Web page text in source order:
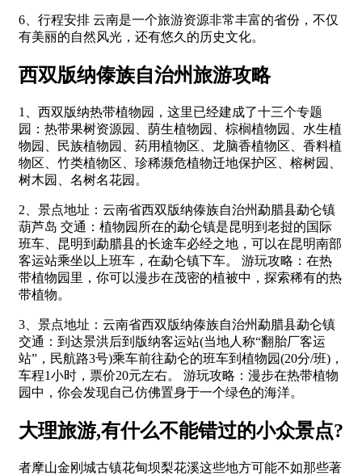
6、行程安排 云南是一个旅游资源非常丰富的省份，不仅
有美丽的自然风光，还有悠久的历史文化。
西双版纳傣族自治州旅游攻略
1、西双版纳热带植物园，这里已经建成了十三个专题
园：热带果树资源园、荫生植物园、棕榈植物园、水生植
物园、民族植物园、药用植物区、龙脑香植物区、香料植
物区、竹类植物区、珍稀濒危植物迁地保护区、榕树园、
树木园、名树名花园。
2、景点地址：云南省西双版纳傣族自治州勐腊县勐仑镇
葫芦岛 交通：植物园所在的勐仑镇是昆明到老挝的国际
班车、昆明到勐腊县的长途车必经之地，可以在昆明南部
客运站乘坐以上班车，在勐仑镇下车。 游玩攻略：在热
带植物园里，你可以漫步在茂密的植被中，探索稀有的热
带植物。
3、景点地址：云南省西双版纳傣族自治州勐腊县勐仑镇
交通：到达景洪后到版纳客运站(当地人称“翻胎厂客运
站”，民航路3号)乘车前往勐仑的班车到植物园(20分/班)，
车程1小时，票价20元左右。 游玩攻略：漫步在热带植物
园中，你会发现自己仿佛置身于一个绿色的海洋。
大理旅游,有什么不能错过的小众景点?
者摩山金刚城古镇花甸坝梨花溪这些地方可能不如那些著